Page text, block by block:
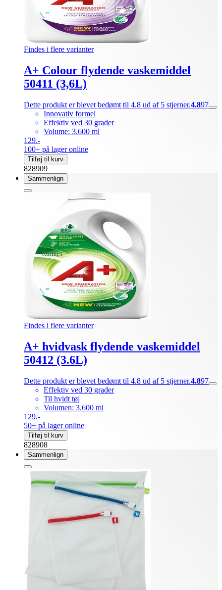
Findes i flere varianter
A+ Colour flydende vaskemiddel
50411 (3,6L)
Dette produkt er blevet bedømt til 4.8 ud af 5 stjerner.4.897
Innovativ formel
Effektiv ved 30 grader
Volume: 3.600 ml
129.-
100+ på lager online
Tilføj til kurv
828909
Sammenlign
Findes i flere varianter
A+ hvidvask flydende vaskemiddel
50412 (3.6L)
Dette produkt er blevet bedømt til 4.8 ud af 5 stjerner.4.897
Effektiv ved 30 grader
Til hvidt tøj
Volumen: 3.600 ml
129.-
50+ på lager online
Tilføj til kurv
828908
Sammenlign